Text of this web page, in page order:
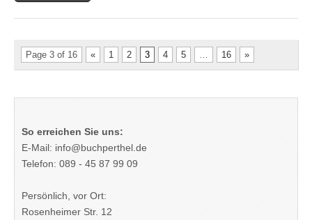
Page 3 of 16 « 1 2 3 4 5 16 »
So erreichen Sie uns:
E-Mail: info@buchperthel.de
Telefon: 089 - 45 87 99 09
Persönlich, vor Ort:
Rosenheimer Str. 12